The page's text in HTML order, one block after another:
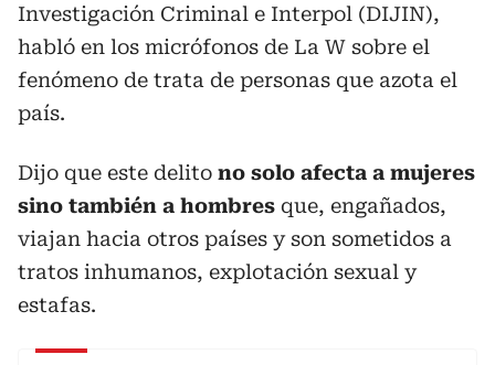
Investigación Criminal e Interpol (DIJIN),
habló en los micrófonos de La W sobre el
fenómeno de trata de personas que azota el
país.
Dijo que este delito no solo afecta a mujeres
sino también a hombres que, engañados,
viajan hacia otros países y son sometidos a
tratos inhumanos, explotación sexual y
estafas.